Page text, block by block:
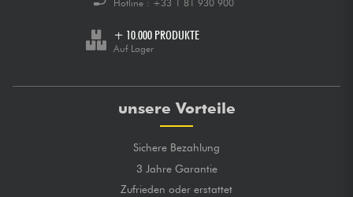
Hotline : +33 1 81 930 900
+ 10.000 PRODUKTE
Auf Lager
unsere Vorteile
Sichere Bezahlung
3 Jahre Garantie
Zufrieden oder erstattet